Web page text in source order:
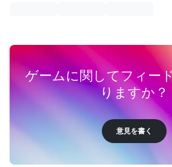
ゲームに関してフィー
りますか？
意見を書く